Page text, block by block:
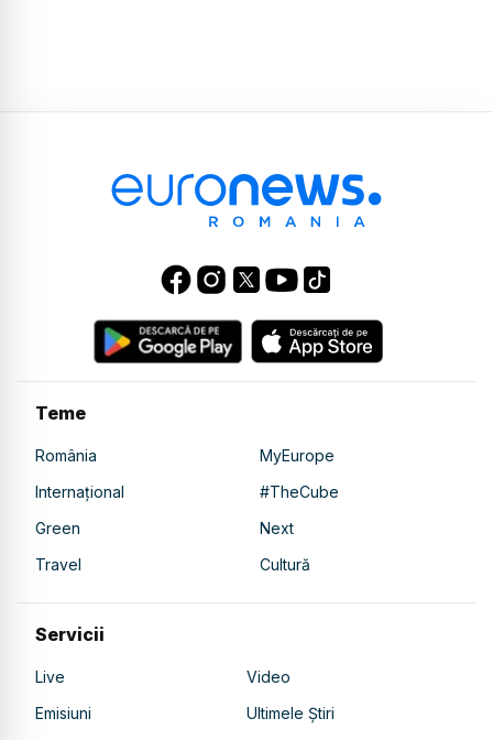
Teme
România
MyEurope
Internațional
#TheCube
Green
Next
Travel
Cultură
Servicii
Live
Video
Emisiuni
Ultimele Știri